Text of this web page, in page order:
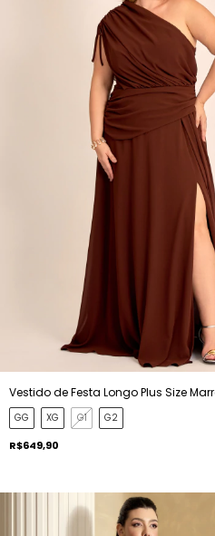
Vestido de Festa Longo Plus Size
GG XG G1 G2
R$649,90